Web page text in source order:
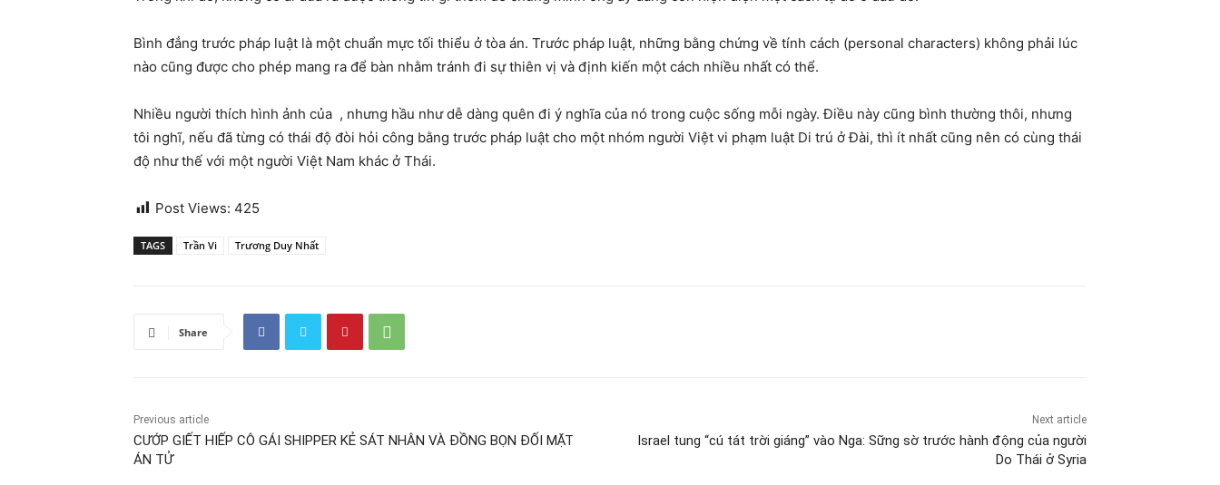
Bình đẳng trước pháp luật là một chuẩn mực tối thiểu ở tòa án. Trước pháp luật, những bằng chứng về tính cách (personal characters) không phải lúc
nào cũng được cho phép mang ra để bàn nhằm tránh đi sự thiên vị và định kiến một cách nhiều nhất có thể.
Nhiều người thích hình ảnh của , nhưng hầu như dễ dàng quên đi ý nghĩa của nó trong cuộc sống mỗi ngày. Điều này cũng bình thường thôi, nhưng
tôi nghĩ, nếu đã từng có thái độ đòi hỏi công bằng trước pháp luật cho một nhóm người Việt vi phạm luật Di trú ở Đài, thì ít nhất cũng nên có cùng thái
độ như thế với một người Việt Nam khác ở Thái.
Post Views: 425
TAGS Trần Vi Trương Duy Nhất
Share
Previous article
CƯỚP GIẾT HIẾP CÔ GÁI SHIPPER KẺ SÁT NHÂN VÀ ĐỒNG BỌN ĐỐI MẶT
ÁN TỬ
Next article
Israel tung “cú tát trời giáng” vào Nga: Sững sờ trước hành động của người
Do Thái ở Syria